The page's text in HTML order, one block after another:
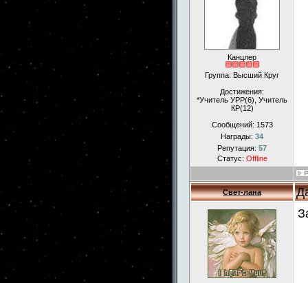
Канцлер
Группа: Высший Круг
Достижения:
*Учитель УРР(6), Учитель
КР(12)
Сообщений: 1573
Награды: 34
Репутация: 57
Статус: Offline
Свет-лана